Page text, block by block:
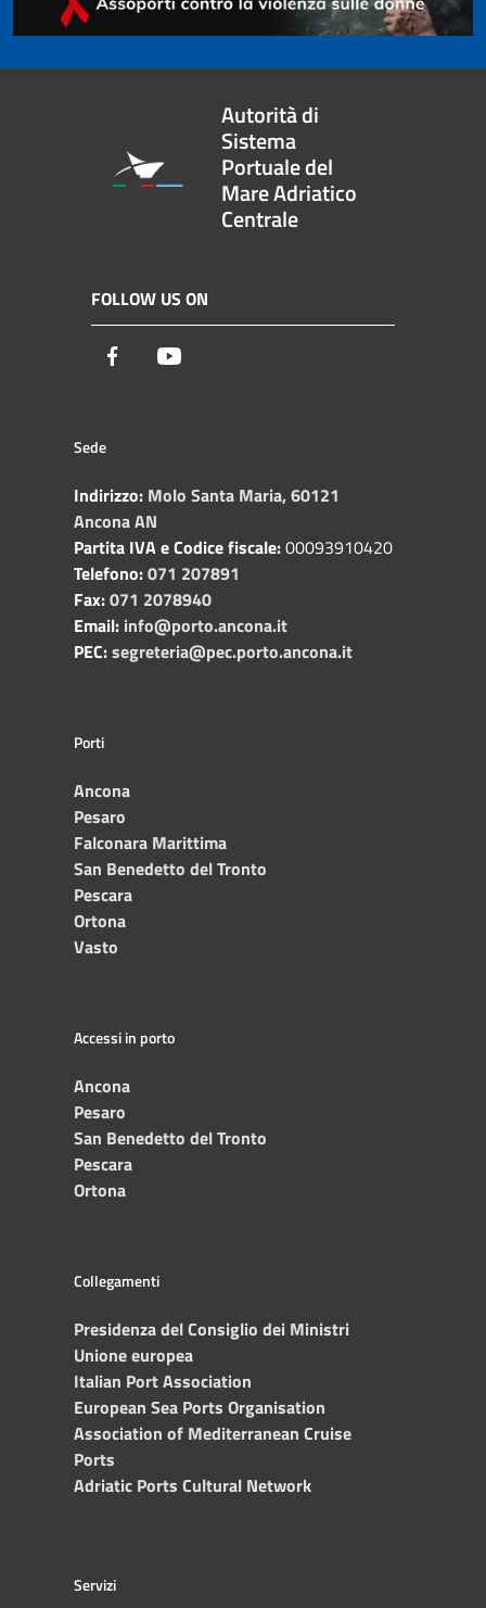
Autorità di
Sistema
Portuale del
Mare Adriatico
Centrale
FOLLOW US ON
Facebook
Sede
Indirizzo: Molo Santa Maria, 60121
Ancona AN
Partita IVA e Codice fiscale:00093910420
Telefono:071 207891
Fax:071 2078940
Email: info@porto.ancona.it
PEC:segreteria@pec.porto.ancona.it
Porti
Ancona
Pesaro
Falconara Marittima
San Benedetto del Tronto
Pescara
Ortona
Vasto
Accessi in porto
Ancona
Pesaro
San Benedetto del Tronto
Pescara
Ortona
Collegamenti
Presidenza del Consiglio dei Ministri
Unione europea
Italian Port Association
European Sea Ports Organisation
Association of Mediterranean Cruise
Ports
Adriatic Ports Cultural Network
Servizi